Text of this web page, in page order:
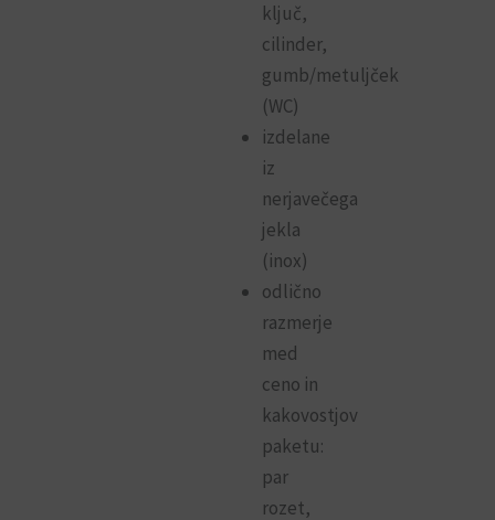
ključ,
cilinder,
gumb/metuljček
(WC)
izdelane
iz
nerjavečega
jekla
(inox)
odlično
razmerje
med
ceno in
kakovostjov
paketu:
par
rozet,